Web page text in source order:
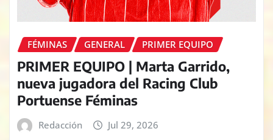
FÉMINAS GENERAL PRIMER EQUIPO
PRIMER EQUIPO | Marta Garrido,
nueva jugadora del Racing Club
Portuense Féminas
Redacción Jul 29, 2026